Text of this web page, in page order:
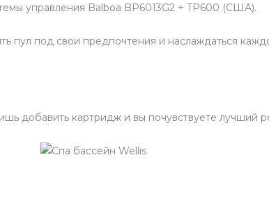
управления Balboa BP6013G2 + TP600 (США).
пул под свои предпочтения и наслаждаться
добавить картридж и вы почувствуете лучший